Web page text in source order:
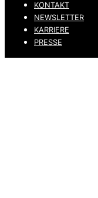
KONTAKT
NEWSLETTER
KARRIERE
PRESSE